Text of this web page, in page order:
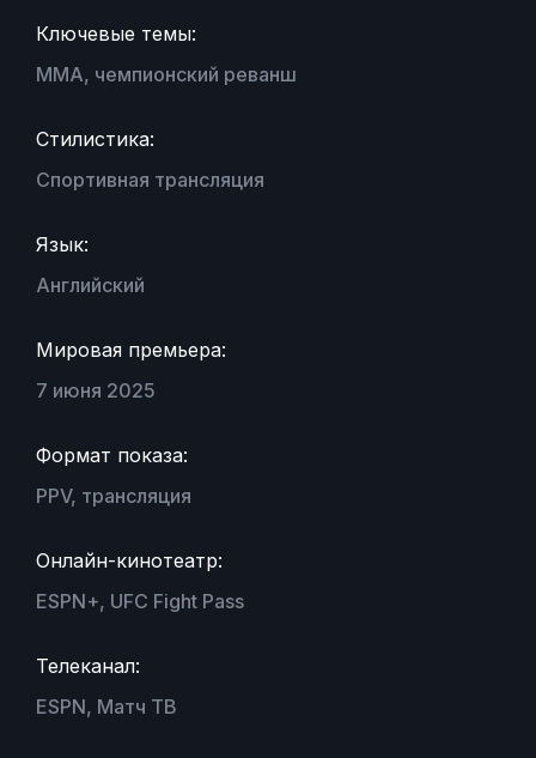
Ключевые темы:
MMA, чемпионский реванш
Стилистика:
Спортивная трансляция
Язык:
Английский
Мировая премьера:
7 июня 2025
Формат показа:
PPV, трансляция
Онлайн-кинотеатр:
ESPN+, UFC Fight Pass
Телеканал:
ESPN, Матч ТВ